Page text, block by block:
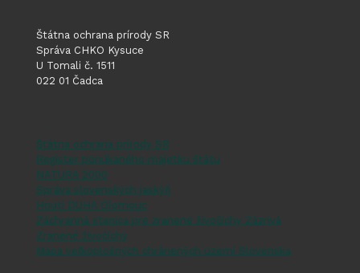
Štátna ochrana prírody SR
Správa CHKO Kysuce
U Tomali č. 1511
022 01 Čadca
Štátna ochrana prírody SR
Register ponúkaného majetku štátu
NATURA 2000
Správa slovenských jaskýň
Hnutí DUHA Olomouc
Záchranná stanica pre zranené živočíchy Zázrivá
Zranené živočíchy
Mapa veľkoplošných chránených území Slovenska